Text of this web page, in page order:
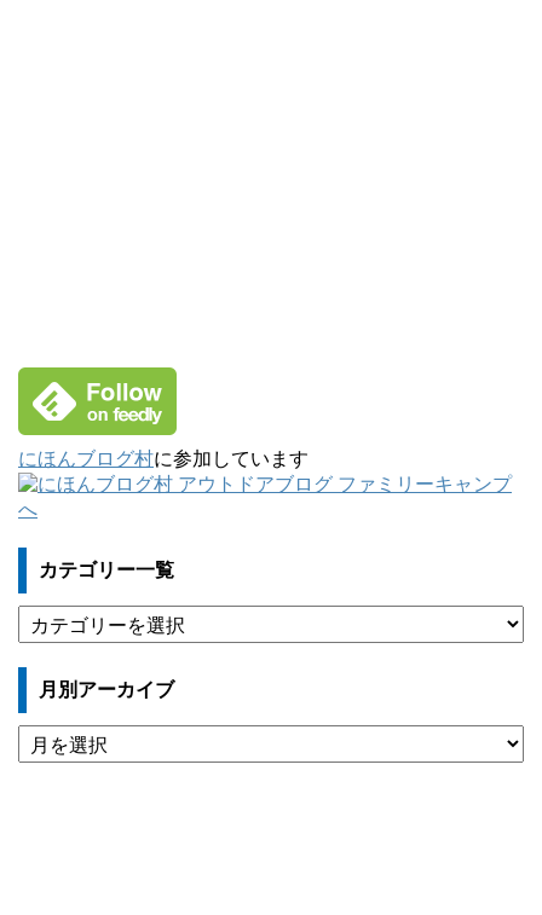
にほんブログ村に参加しています
カテゴリー一覧
テ
ゴ
ー
一
覧
月別アーカイブ
月
別